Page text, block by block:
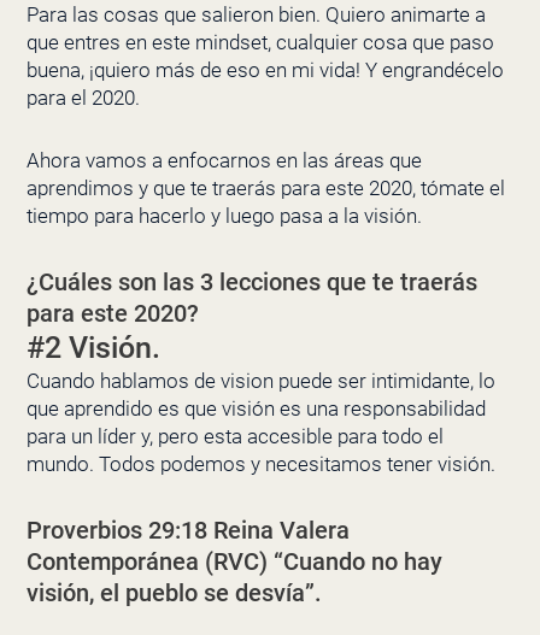
Para las cosas que salieron bien. Quiero animarte a
que entres en este mindset, cualquier cosa que paso
buena, ¡quiero más de eso en mi vida! Y engrandécelo
para el 2020.
Ahora vamos a enfocarnos en las áreas que
aprendimos y que te traerás para este 2020, tómate el
tiempo para hacerlo y luego pasa a la visión.
¿Cuáles son las 3 lecciones que te traerás
para este 2020?
#2 Visión.
Cuando hablamos de vision puede ser intimidante, lo
que aprendido es que visión es una responsabilidad
para un líder y, pero esta accesible para todo el
mundo. Todos podemos y necesitamos tener visión.
Proverbios 29:18 Reina Valera
Contemporánea (RVC) “Cuando no hay
visión, el pueblo se desvía”.